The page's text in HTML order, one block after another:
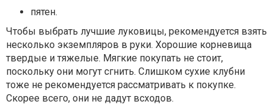
пятен.
Чтобы выбрать лучшие луковицы, рекомендуется взять
несколько экземпляров в руки. Хорошие корневища
твердые и тяжелые. Мягкие покупать не стоит,
поскольку они могут сгнить. Слишком сухие клубни
тоже не рекомендуется рассматривать к покупке.
Скорее всего, они не дадут всходов.